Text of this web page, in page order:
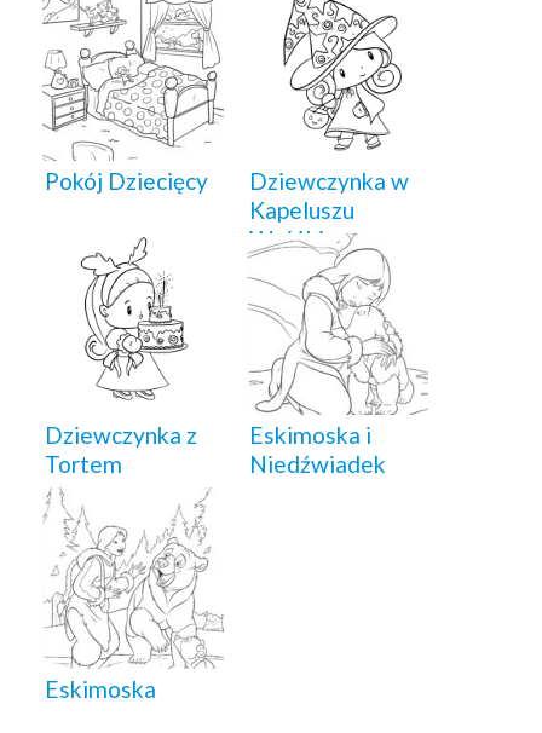
Pokój Dziecięcy
Dziewczynka w
Kapeluszu
Wróżki
Dziewczynka z
Tortem
Eskimoska i
Niedźwiadek
Eskimoska